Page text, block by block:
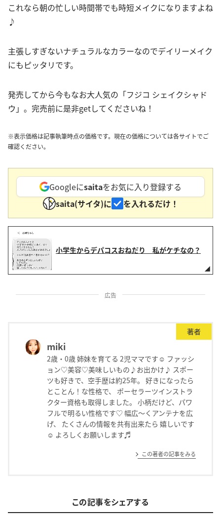
これなら朝の忙しい時間帯でも時短メイクになりますよね
♪
主張しすぎないナチュラルなカラーなのでデイリーメイク
にもピッタリです。
発売してから今もなお大人気の「フジコ シェイクシャド
ウ」。完売前に是非getしてくださいね！
※表示価格は記事執筆時点の価格です。現在の価格については各サイトでご
確認ください。
Googleにsaitaをお気に入り登録する
saita(サイタ)に
を入れるだけ！
小学生からデパコスおねだり 私がケチなの？
広告
著者
miki
2歳・0歳 姉妹を育てる 2児ママです☺︎ ファッシ
ョン♡美容♡美味しいもの♪お出かけ♪ スポー
ツも好きで、空手歴は約25年。 好きになったら
とことん！な性格で、 ポーセラーツインストラ
クター資格も取得しました。 小柄だけど、パワ
フルで明るい性格です♡ 幅広〜くアンテナを広
げ、 たくさんの情報を共有出来たら 嬉しいです
☺︎ よろしくお願いします♬
この著者の記事をみる
この記事をシェアする